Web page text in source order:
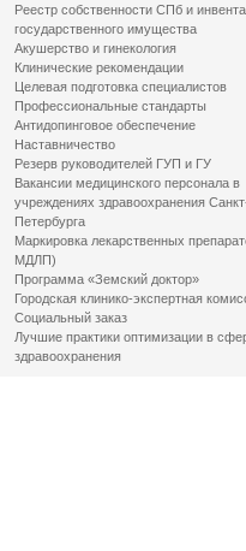
Реестр собственности СПб и
государственного имущества
Акушерство и гинекология
Клинические рекомендации
Целевая подготовка специалистов
Профессиональные стандарты
Антидопинговое обеспечение
Наставничество
Резерв руководителей ГУП и ГУ
Вакансии медицинского персонала в
учреждениях здравоохранения
Петербурга
Маркировка лекарственных
МДЛП)
Программа «Земский доктор»
Городская клинико-экспертная
Социальный заказ
Лучшие практики оптимизации в
здравоохранения